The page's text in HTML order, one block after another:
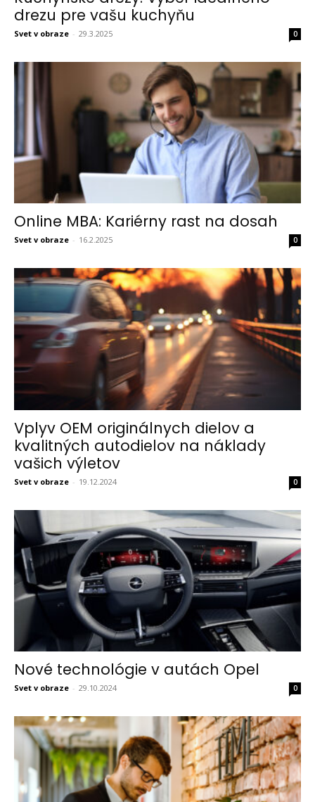
drezu pre vašu kuchyňu
Svet v obraze - 29.3.2025 0
Online MBA: Kariérny rast na dosah
Svet v obraze - 16.2.2025 0
Vplyv OEM originálnych dielov a
kvalitných autodielov na náklady
vašich výletov
Svet v obraze - 19.12.2024 0
Nové technológie v autách Opel
Svet v obraze - 29.10.2024 0